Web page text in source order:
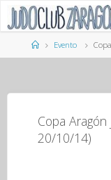
Saltar
contenidoPágina
de
Evento
Copa
20/10/14)